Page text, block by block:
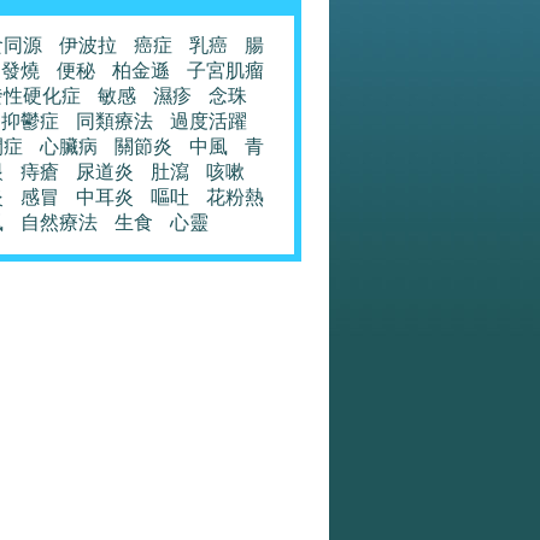
源 伊波拉 癌症 乳癌
腸
發燒
便秘 柏金遜
子宮肌瘤
硬化症
敏感 濕疹
念珠
抑鬱症
同類療法
過度活躍
心臟病 關節炎 中風
青
痔瘡 尿道炎 肚瀉
咳嗽
感冒 中耳炎 嘔吐
花粉熱
自然療法 生食 心靈